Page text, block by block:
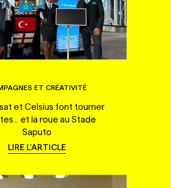
ET CRÉATIVITÉ
et Celsius font tourner
et la roue au Stade
Saputo
LIRE L'ARTICLE